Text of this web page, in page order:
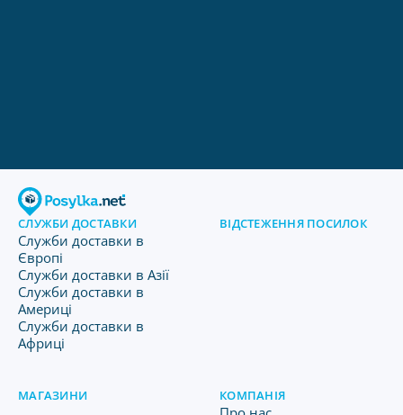
СЛУЖБИ ДОСТАВКИ
Служби доставки в
Європі
Служби доставки в Азії
Служби доставки в
Америці
Служби доставки в
Африці
ВІДСТЕЖЕННЯ ПОСИЛОК
МАГАЗИНИ КОМПАНІЯ